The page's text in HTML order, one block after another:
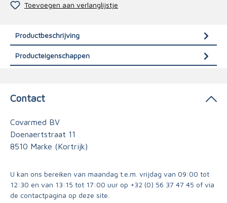
Toevoegen aan verlanglijstje
Productbeschrijving
Producteigenschappen
Contact
Covarmed BV
Doenaertstraat 11
8510 Marke (Kortrijk)
U kan ons bereiken van maandag t.e.m. vrijdag van 09:00 tot
12:30 en van 13:15 tot 17:00 uur op +32 (0) 56 37 47 45 of via
de contactpagina op deze site.